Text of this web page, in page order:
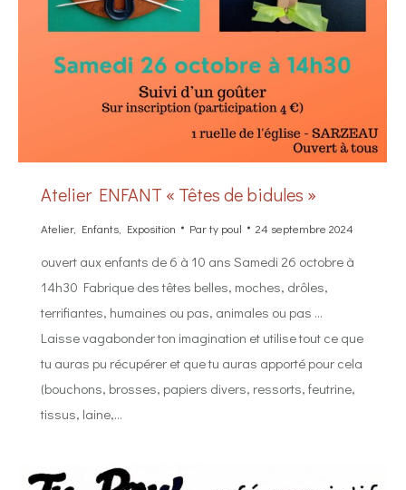
Atelier ENFANT « Têtes de bidules »
Atelier, Enfants Exposition Party poul 24 septembre 2024
ouvert aux enfants de 6 à 10 ans Samedi 26 octobre à
14h30 Fabrique des têtes belles, moches, drôles,
terrifiantes, humaines ou pas, animales ou pas …
Laisse vagabonder ton imagination et utilise tout ce que
tu auras pu récupérer et que tu auras apporté pour cela
(bouchons, brosses, papiers divers, ressorts, feutrine,
tissus, laine,…